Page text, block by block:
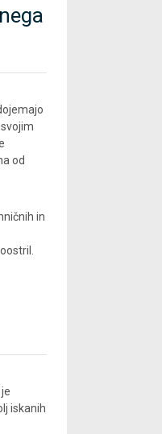
od
in
iskanih